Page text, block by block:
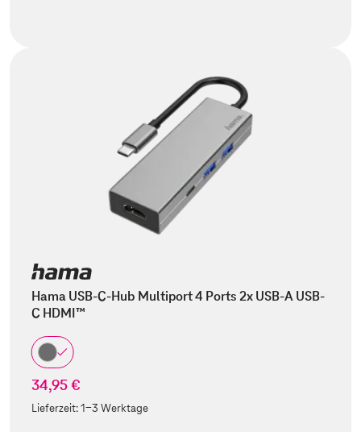
Hama USB-C-Hub Multiport 4 Ports 2x USB-A USB-
C HDMI™
34,95 €
Lieferzeit:1-3 Werktage